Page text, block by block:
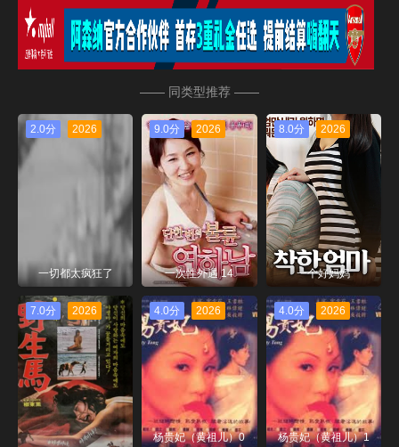
—— 同类型推荐 ——
2.0分 2026
一切都太疯狂了
9.0分 2026
一次性外遇 14
8.0分 2026
一个好妈妈
7.0分 2026 4.0分 2026
杨贵妃（黄祖儿）0
4.0分 2026
杨贵妃（黄祖儿）1